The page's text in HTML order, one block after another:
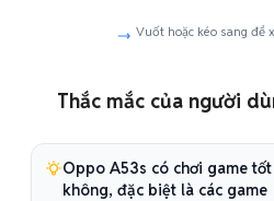
Vuốt hoặc kéo sang để
Thắc mắc của người
Oppo A53s có chơi game tốt
không, đặc biệt là các game